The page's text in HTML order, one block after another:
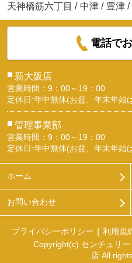
天神橋筋六丁目 / 中津 / 豊津 /
電話で
■ 新大阪店
営業時間：9：00～19：00
定休日:年中無休(お盆、年末年始
■ 管理事業部
営業時間：9：00～19：00
定休日:年中無休(お盆、年末年始
ホーム
お問い合わせ
プライバシーポリシー 利用規
Copyright(c) センチュリ
店 All